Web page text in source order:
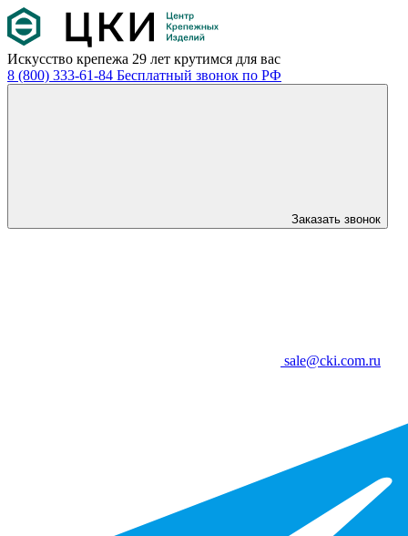
Искусство крепежа 29 лет крутимся для вас
8 (800) 333-61-84 Бесплатный звонок по РФ
Заказать звонок
sale@cki.com.ru